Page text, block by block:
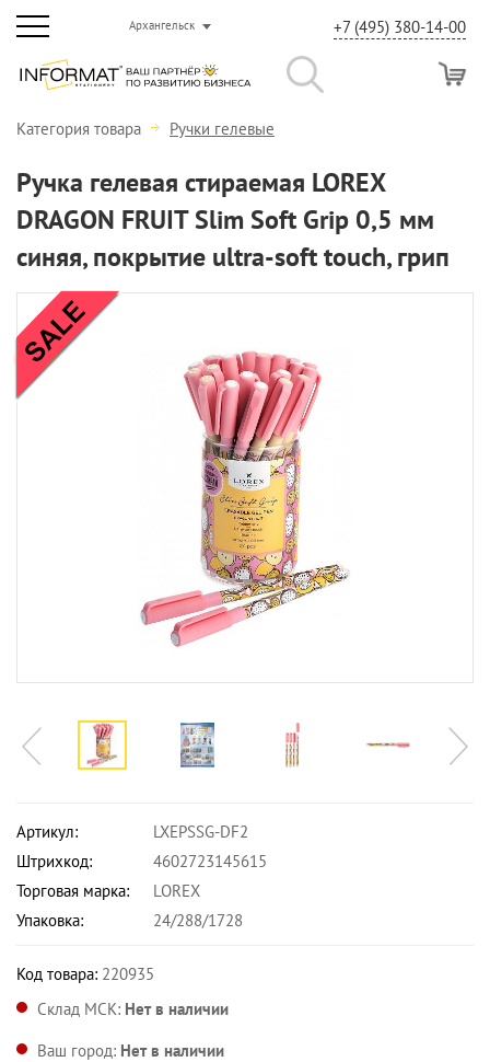
Архангельск +7 (495) 380-14-00
Категория товара Ручки гелевые
Ручка гелевая стираемая LOREX
DRAGON FRUIT Slim Soft Grip 0,5 мм
синяя, покрытие ultra-soft touch, грип
Артикул:
LXEPSSG-DF2
Штрихкод:
4602723145615
Торговая марка:
LOREX
Упаковка:
24/288/1728
Код товара: 220935
Склад МСК: Нет в наличии
Ваш город: Нет в наличии